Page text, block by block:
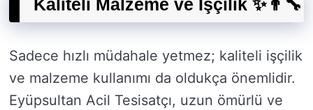
Kaliteli Malzeme ve İşçilik ✨👨‍🔧
Sadece hızlı müdahale yetmez; kaliteli işçilik
ve malzeme kullanımı da oldukça önemlidir.
Eyüpsultan Acil Tesisatçı, uzun ömürlü ve